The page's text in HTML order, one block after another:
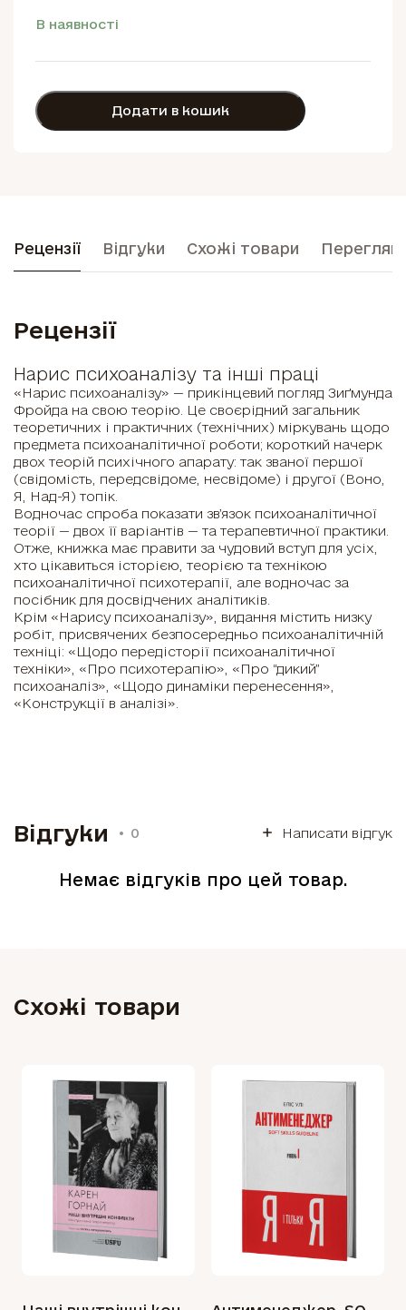
В наявності
Додати в кошик
Рецензії Відгуки Схожі товари
Рецензії
Нарис психоаналізу та інші праці
«Нарис психоаналізу» — прикінцевий погляд Зиґмунда
Фройда на свою теорію. Це своєрідний загальник
теоретичних і практичних (технічних) міркувань щодо
предмета психоаналітичної роботи; короткий начерк
двох теорій психічного апарату: так званої першої
(свідомість, передсвідоме, несвідоме) і другої (Воно,
Я, Над-Я) топік.
Водночас спроба показати зв’язок психоаналітичної
теорії — двох її варіантів — та терапевтичної практики.
Отже, книжка має правити за чудовий вступ для усіх,
хто цікавиться історією, теорією та технікою
психоаналітичної психотерапії, але водночас за
посібник для досвідчених аналітиків.
Крім «Нарису психоаналізу», видання містить низку
робіт, присвячених безпосередньо психоаналітичній
техніці: «Щодо передісторії психоаналітичної
техніки», «Про психотерапію», «Про “дикий”
психоаналіз», «Щодо динаміки перенесення»,
«Конструкції в аналізі».
Відгуки 0 Написати відгук
Немає відгуків про цей товар.
Схожі товари